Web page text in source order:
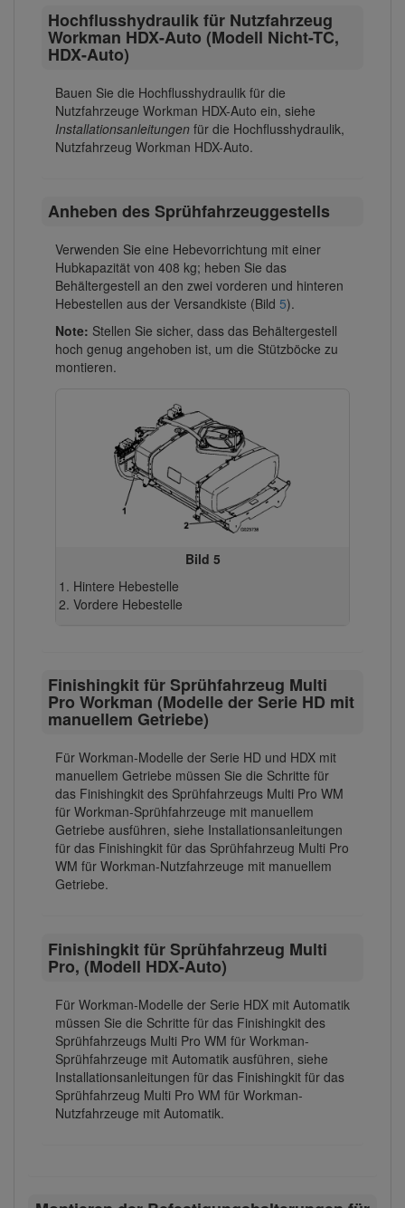
Hochflusshydraulik für Nutzfahrzeug
Workman HDX-Auto (Modell Nicht-TC,
HDX-Auto)
Bauen Sie die Hochflusshydraulik für die
Nutzfahrzeuge Workman HDX-Auto ein, siehe
Installationsanleitungen für die Hochflusshydraulik,
Nutzfahrzeug Workman HDX-Auto.
Anheben des Sprühfahrzeuggestells
Verwenden Sie eine Hebevorrichtung mit einer
Hubkapazität von 408 kg; heben Sie das
Behältergestell an den zwei vorderen und hinteren
Hebestellen aus der Versandkiste (Bild 5).
Note: Stellen Sie sicher, dass das Behältergestell
hoch genug angehoben ist, um die Stützböcke zu
montieren.
Bild 5
Hintere Hebestelle
Vordere Hebestelle
Finishingkit für Sprühfahrzeug Multi
Pro Workman (Modelle der Serie HD mit
manuellem Getriebe)
Für Workman-Modelle der Serie HD und HDX mit
manuellem Getriebe müssen Sie die Schritte für
das Finishingkit des Sprühfahrzeugs Multi Pro WM
für Workman-Sprühfahrzeuge mit manuellem
Getriebe ausführen, siehe Installationsanleitungen
für das Finishingkit für das Sprühfahrzeug Multi Pro
WM für Workman-Nutzfahrzeuge mit manuellem
Getriebe.
Finishingkit für Sprühfahrzeug Multi
Pro, (Modell HDX-Auto)
Für Workman-Modelle der Serie HDX mit Automatik
müssen Sie die Schritte für das Finishingkit des
Sprühfahrzeugs Multi Pro WM für Workman-
Sprühfahrzeuge mit Automatik ausführen, siehe
Installationsanleitungen für das Finishingkit für das
Sprühfahrzeug Multi Pro WM für Workman-
Nutzfahrzeuge mit Automatik.